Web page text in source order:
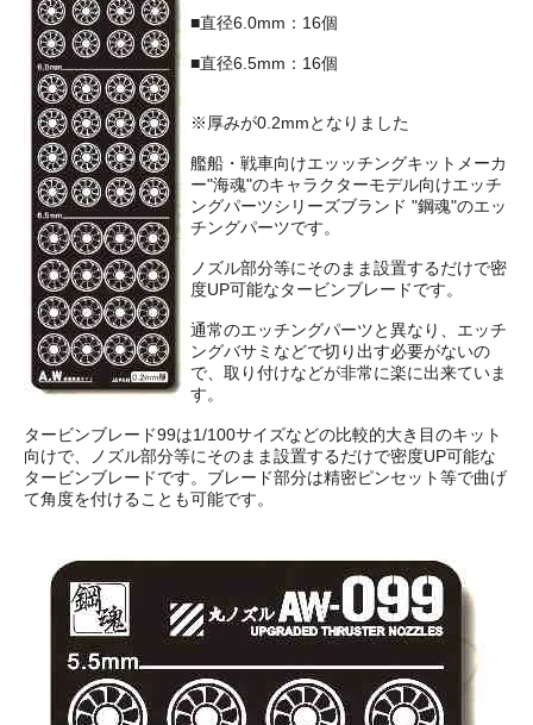
■直径6.0mm：16個
■直径6.5mm：16個
※厚みが0.2mmとなりました
艦船・戦車向けエッッチングキットメーカ
ー"海魂"のキャラクターモデル向けエッチ
ングパーツシリーズブランド "鋼魂"のエッ
チングパーツです。
ノズル部分等にそのまま設置するだけで密
度UP可能なタービンブレードです。
通常のエッチングパーツと異なり、エッチ
ングバサミなどで切り出す必要がないの
で、取り付けなどが非常に楽に出来ていま
す。
タービンブレード99は1/100サイズなどの比較的大き目のキット
向けで、ノズル部分等にそのまま設置するだけで密度UP可能な
タービンブレードです。ブレード部分は精密ピンセット等で曲げ
て角度を付けることも可能です。